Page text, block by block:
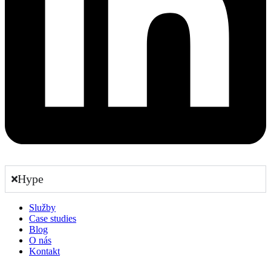
Hype
Služby
Case studies
Blog
O nás
Kontakt